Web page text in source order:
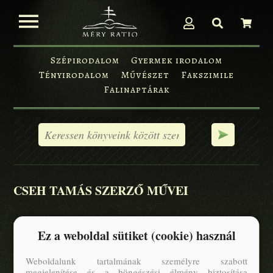
Szépirodalom
Gyermek irodalom
Tényirodalom
Művészet
Fakszimile
Falinaptárak
CSEH TAMÁS SZERZŐ MŰVEI
Ez a weboldal sütiket (cookie) használ
Weboldalunk tartalmának személyre szabott